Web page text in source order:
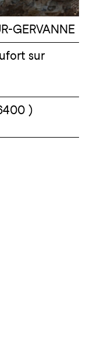
GERVANNE
sur
)
et
des